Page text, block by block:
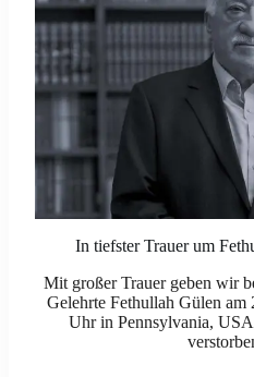
In tiefster Trauer um
Mit großer Trauer geben wir
Gelehrte Fethullah Gülen
Uhr in Pennsylvania,